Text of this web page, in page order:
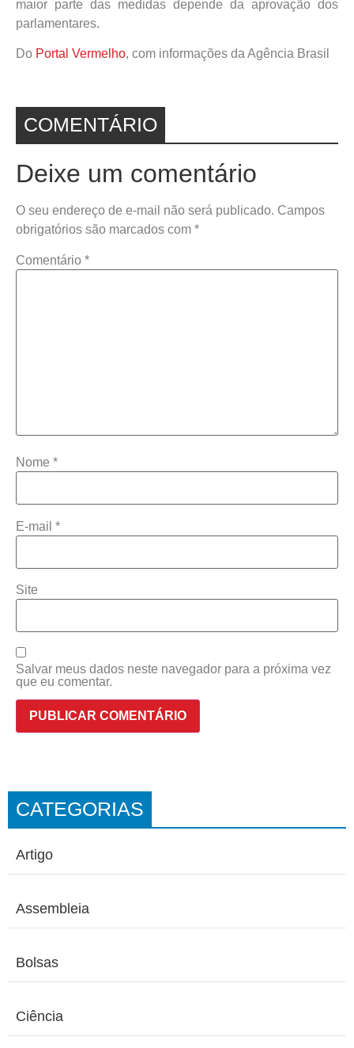
maior parte das medidas depende da aprovação dos
parlamentares.
Do Portal Vermelho, com informações da Agência Brasil
COMENTÁRIO
Deixe um comentário
O seu endereço de e-mail não será publicado. Campos
obrigatórios são marcados com *
Comentário *
Nome *
E-mail *
Site
Salvar meus dados neste navegador para a próxima vez
que eu comentar.
CATEGORIAS
Artigo
Assembleia
Bolsas
Ciência